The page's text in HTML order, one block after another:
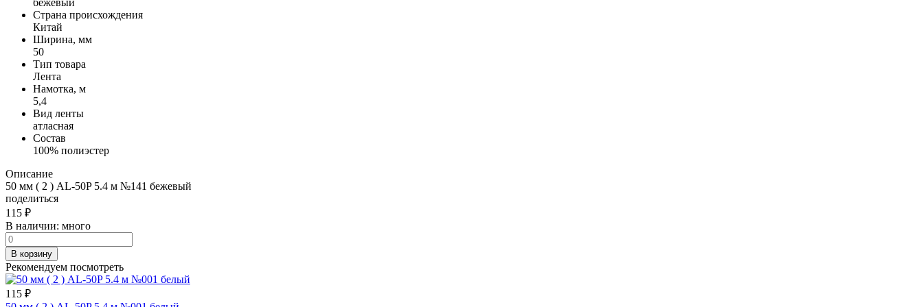
Страна происхождения
Китай
Ширина, мм
50
Тип товара
Лента
Намотка, м
5,4
Вид ленты
атласная
Состав
100% полиэстер
Описание
50 мм ( 2 ) AL-50P 5.4 м №141 бежевый
поделиться
115 ₽
В наличии: много
В корзину
Рекомендуем посмотреть
115 ₽